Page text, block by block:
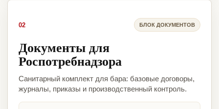
02 БЛОК ДОКУМЕНТОВ
Документы для
Роспотребнадзора
Санитарный комплект для бара: базовые договоры,
журналы, приказы и производственный контроль.